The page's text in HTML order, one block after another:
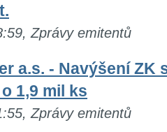
Zprávy emitentů
a.s. - Navýšení ZK
1,9 mil ks
Zprávy emitentů